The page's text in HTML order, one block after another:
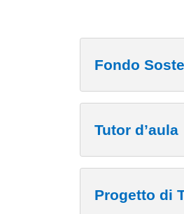
Fondo
Tutor d’aula
Progetto di